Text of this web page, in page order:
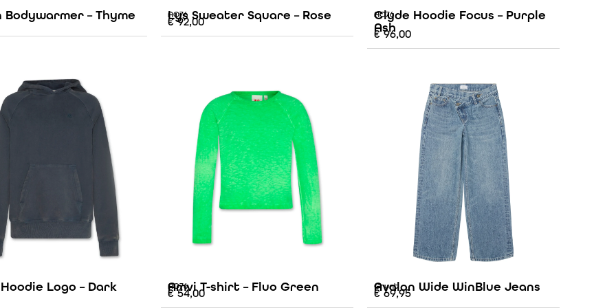
Bodywarmer – Thyme AO76
Lys Sweater Square – Rose
€92,00 AO76
Clyde Hoodie Focus – Purple
Ash
€96,00
Logo – Dark
AO76
Amvi T-shirt – Fluo Green
€54,00 Grunt
Avalon Wide WinBlue Jeans
€69,95